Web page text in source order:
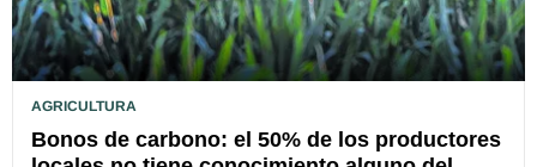
AGRICULTURA
Bonos de carbono: el 50% de los productores